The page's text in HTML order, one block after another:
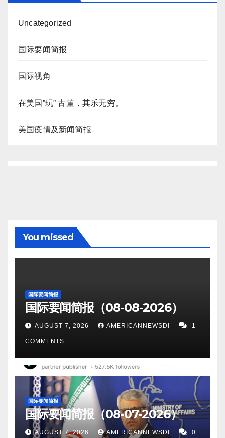
Uncategorized
国际要闻简报
国际视角
在美国”玩” 古董，其乐无穷。
美国疫情及新闻简报
You missed
国际要闻简报
国际要闻简报（08-08-2026）
AUGUST 7, 2026 AMERICANNEWSDI 1
COMMENTS
国际要闻简报
国际要闻简报（08-07-2026）
AUGUST 7, 2026 AMERICANNEWSDI 0